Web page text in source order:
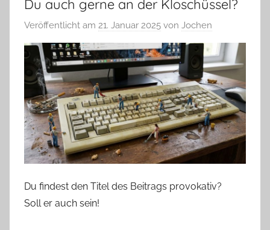
Du auch gerne an der Kloschüssel?
Veröffentlicht am 21. Januar 2025 von Jochen
Du findest den Titel des Beitrags provokativ?
Soll er auch sein!